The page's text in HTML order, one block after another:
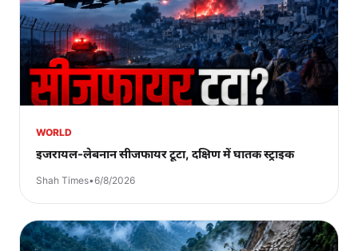
WORLD
इजरायल-लेबनान सीजफायर टूटा, दक्षिण में घातक स्ट्राइक
Shah Times•6/8/2026